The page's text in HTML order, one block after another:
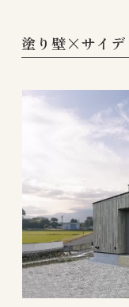
塗り壁×サイデ